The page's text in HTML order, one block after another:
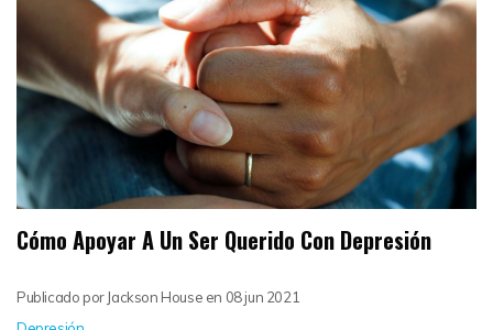
Cómo Apoyar A Un Ser Querido Con Depresión
Publicado por Jackson House en 08 jun 2021